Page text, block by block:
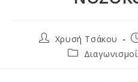
Χρυσή Τσάκου
Διαγωνισμοί